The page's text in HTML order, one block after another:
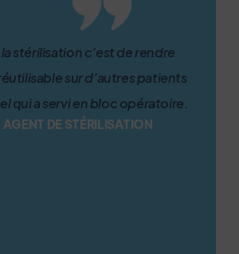
stérilisation c’est de rendre
sur d’autres patients
qui a servi en bloc opératoire.
DE STÉRILISATION